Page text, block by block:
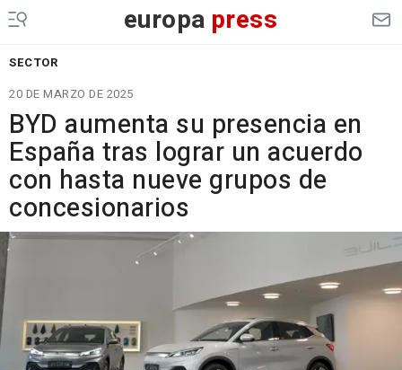
europa press
SECTOR
20 DE MARZO DE 2025
BYD aumenta su presencia en
España tras lograr un acuerdo
con hasta nueve grupos de
concesionarios